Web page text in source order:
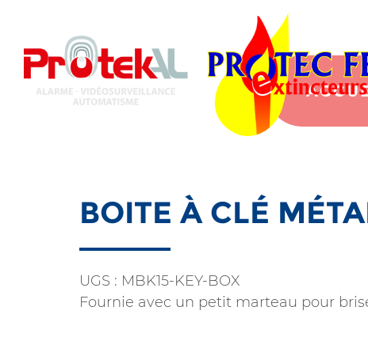
principal
BOITE À CLÉ
Fournie avec un petit marteau pour
UGS : MBK15-KEY-BOX